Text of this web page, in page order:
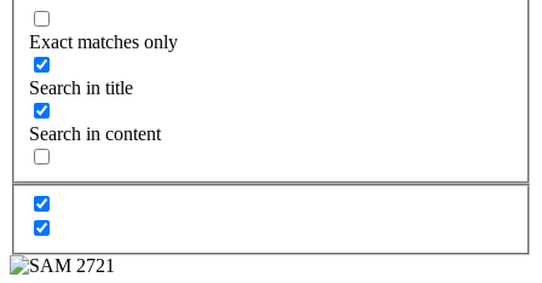
Exact matches only
Search in title
Search in content